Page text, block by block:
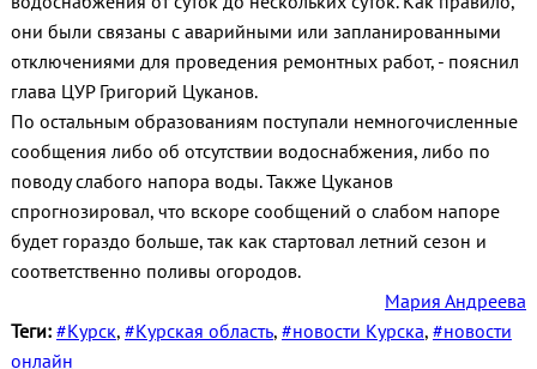
они были связаны с аварийными или запланированными
отключениями для проведения ремонтных работ, - пояснил
глава ЦУР Григорий Цуканов.
По остальным образованиям поступали немногочисленные
сообщения либо об отсутствии водоснабжения, либо по
поводу слабого напора воды. Также Цуканов
спрогнозировал, что вскоре сообщений о слабом напоре
будет гораздо больше, так как стартовал летний сезон и
соответственно поливы огородов.
Мария Андреева
Теги: #Курск, #Курская область, #новости Курска, #новости
онлайн